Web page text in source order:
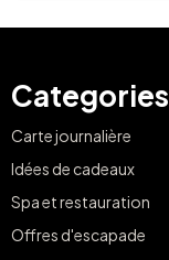
Categories
Carte journalière
Idées de cadeaux
Spa et restauration
Offres d'escapade